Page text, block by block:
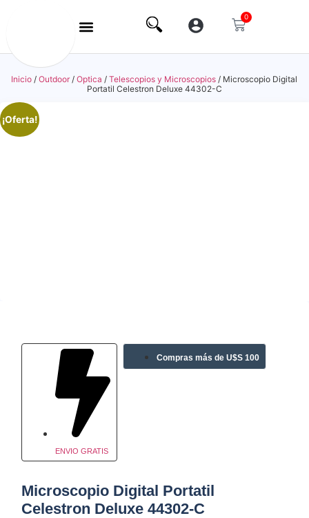
0
Inicio / Outdoor/ Optica / Telescopios y Microscopios / Microscopio Digital
Portatil Celestron Deluxe 44302-C
¡Oferta!
ENVIO GRATIS
Compras más de U$S 100
Microscopio Digital Portatil
Celestron Deluxe 44302-C